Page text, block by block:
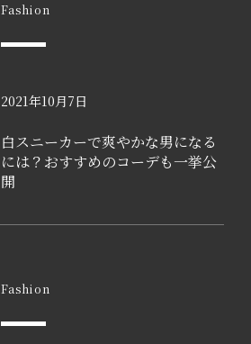
Fashion
2021年10月7日
白スニーカーで爽やかな男になる
には？おすすめのコーデも一挙公
開
Fashion